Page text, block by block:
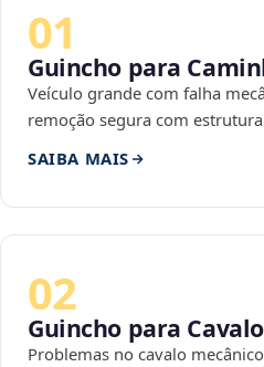
01
Guincho para
Veículo grande com falha
remoção segura com
SAIBA MAIS
02
Guincho para
Problemas no cavalo